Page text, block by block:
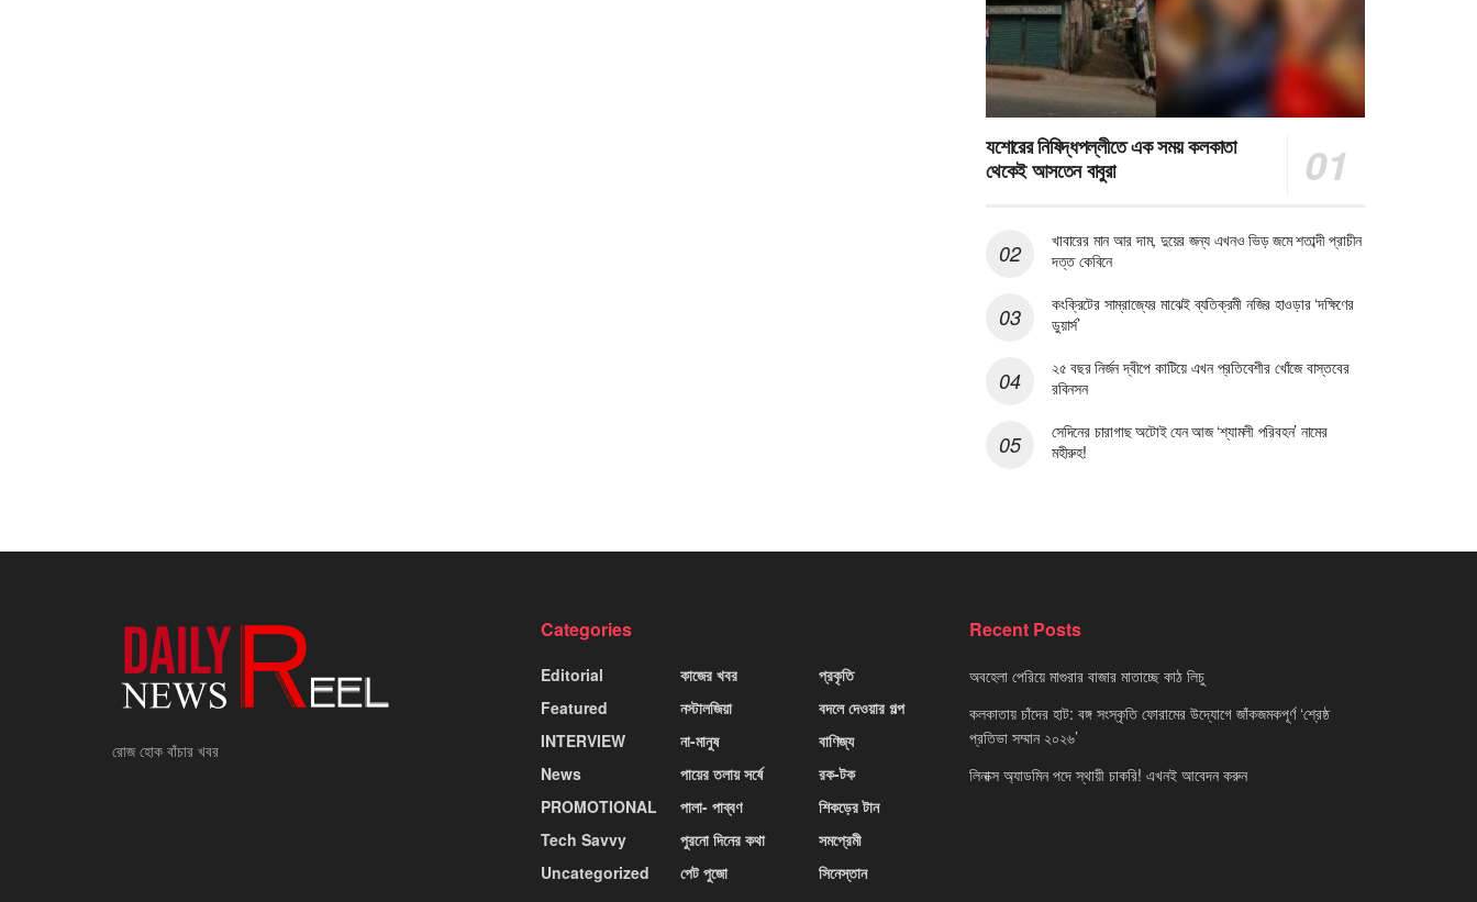
যশোরের নিষিদ্ধপল্লীতে এক সময় কলকাতা
থেকেই আসতেন বাবুরা
খাবারের মান আর দাম, দুয়ের জন্য এখনও ভিড় জমে শতাব্দী প্রাচীন
দত্ত কেবিনে
কংক্রিটের সাম্রাজ্যের মাঝেই ব্যতিক্রমী নজির হাওড়ার ‘দক্ষিণের
ডুয়ার্স’
২৫ বছর নির্জন দ্বীপে কাটিয়ে এখন প্রতিবেশীর খোঁজে বাস্তবের
রবিনসন
সেদিনের চারাগাছ অটোই যেন আজ ‘শ্যামলী পরিবহন’ নামের
মহীরুহ!
রোজ হোক বাঁচার খবর
Categories
Editorial
Featured
INTERVIEW
News
PROMOTIONAL
Tech Savvy
Uncategorized
কাজের খবর
নস্টালজিয়া
না-মানুষ
পায়ের তলায় সর্ষে
পালা- পাব্বণ
পুরনো দিনের কথা
পেট পুজো
প্রকৃতি
বদলে দেওয়ার গল্প
বাণিজ্য
রক-টক
শিকড়ের টান
সমপ্রেমী
সিনেস্তান
Recent Posts
অবহেলা পেরিয়ে মাগুরার বাজার মাতাচ্ছে কাঠ লিচু
কলকাতায় চাঁদের হাট: বঙ্গ সংস্কৃতি ফোরামের উদ্যোগে জাঁকজমকপূর্ণ ‘শ্রেষ্ঠ
প্রতিভা সম্মান ২০২৬’
লিনাক্স অ্যাডমিন পদে স্থায়ী চাকরি! এখনই আবেদন করুন